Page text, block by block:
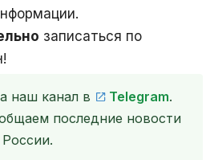
записаться по
наш канал в Telegram.
последние новости